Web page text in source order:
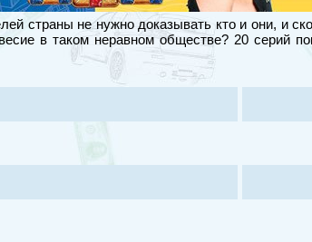
страны не нужно доказывать кто и они, и
в таком неравном обществе? 20 серий